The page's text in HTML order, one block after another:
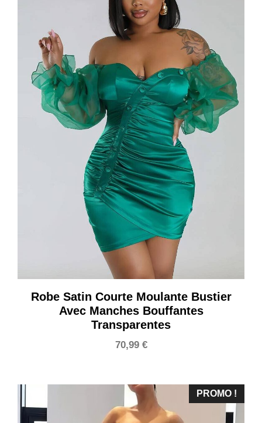
Robe Satin Courte Moulante Bustier
Avec Manches Bouffantes
Transparentes
70,99 €
PROMO !